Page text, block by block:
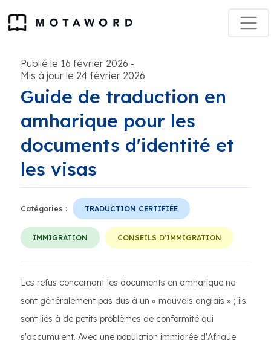
Publié le 16 février 2026 -
Mis à jour le 24 février 2026
Guide de traduction en
amharique pour les
documents d'identité et
les visas
Catégories : TRADUCTION CERTIFIÉE
IMMIGRATION CONSEILS D'IMMIGRATION
Les refus concernant les documents en amharique ne
sont généralement pas dus à un « mauvais anglais » ; ils
sont liés à de petits problèmes de conformité qui
s'accumulent. Avec une population immigrée d'Afrique